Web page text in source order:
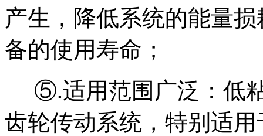
产生，降低系统的能量
备的使用寿命 ；
⑤.适用范围广泛：低
齿轮传动系统，特别适